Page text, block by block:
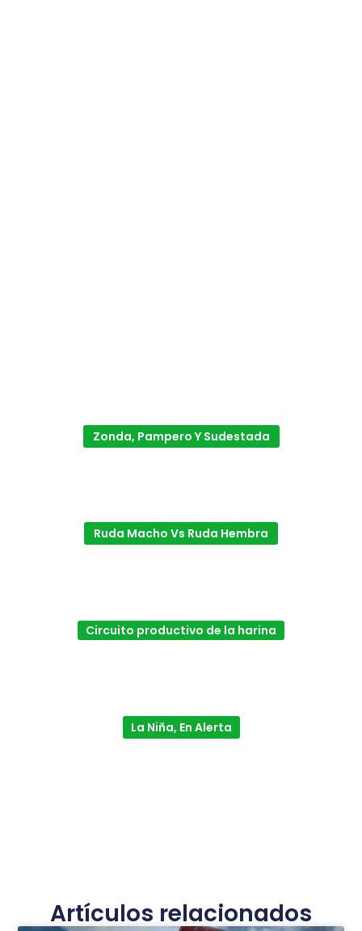
Zonda, Pampero Y Sudestada
Ruda Macho Vs Ruda Hembra
Circuito productivo de la harina
La Niña, En Alerta
Artículos relacionados